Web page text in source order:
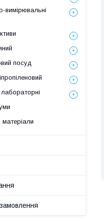
вимірювальні
посуд
матеріали